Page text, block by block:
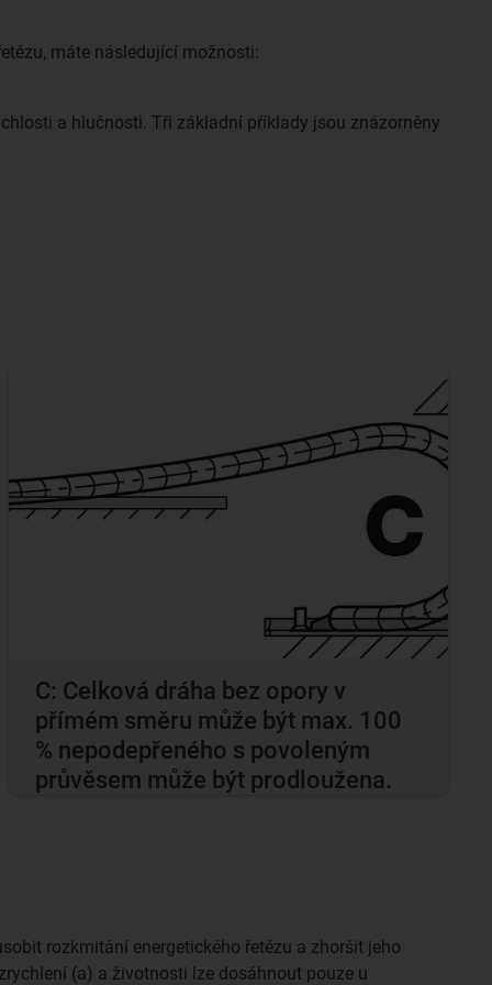
máte následující možnosti:
a hlučnosti. Tři základní příklady jsou znázorněny
C: Celková dráha bez opory v
přímém směru může být max. 100
% nepodepřeného s povoleným
průvěsem může být prodloužena.
rozkmitání energetického řetězu a zhoršit jeho
(a) a životnosti lze dosáhnout pouze u